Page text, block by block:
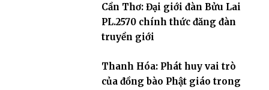
Cần Thơ: Đại giới đàn Bửu Lai
PL.2570 chính thức đăng đàn
truyền giới
Thanh Hóa: Phát huy vai trò
của đồng bào Phật giáo trong